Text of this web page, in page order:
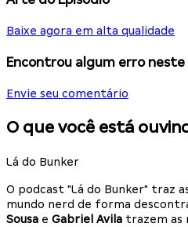
Baixe agora em alta qualidade
Encontrou algum erro
Envie seu comentário
O que você está
Lá do Bunker
O podcast "Lá do Bunker" traz
mundo nerd de forma
Sousa e Gabriel Avila trazem as